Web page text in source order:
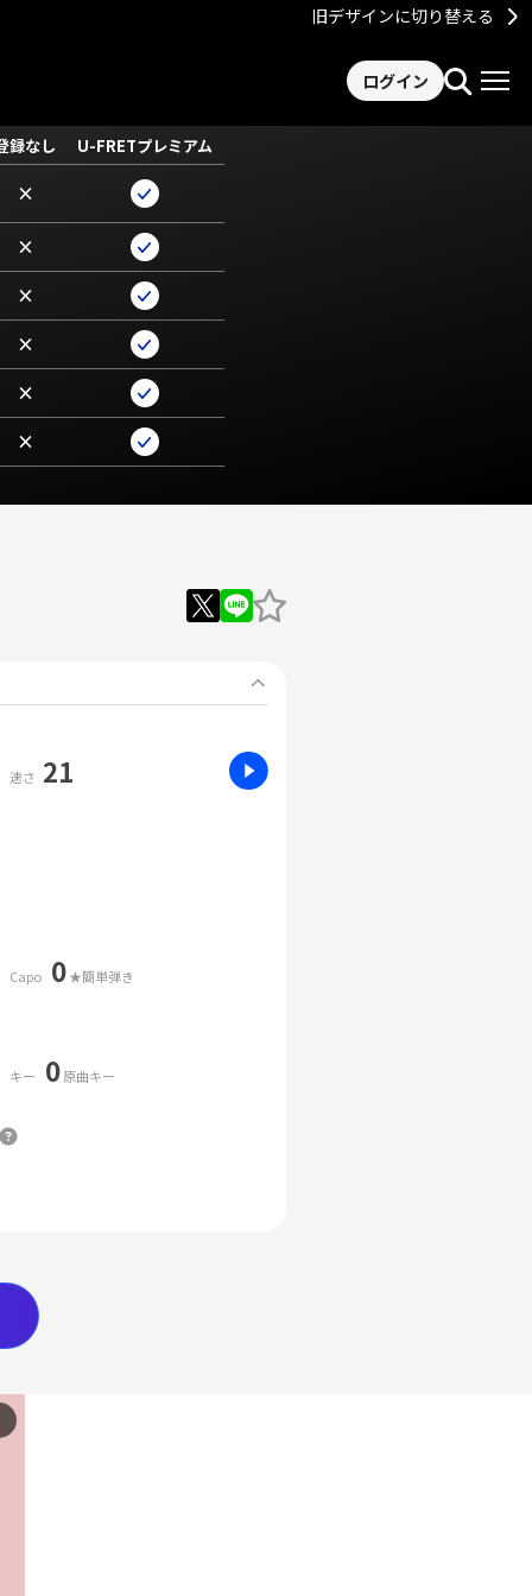
旧デザインに切り替える
ログイン
録なし U-FRETプレミアム
×
×
×
×
×
×
速さ 21
Capo 0★簡単弾き
キー 0原曲キー